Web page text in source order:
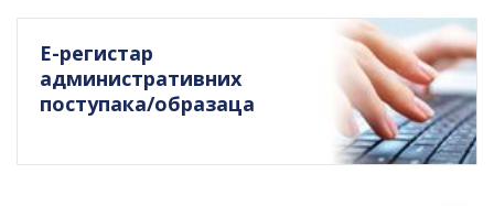
Е-регистар
административних
поступака/образаца